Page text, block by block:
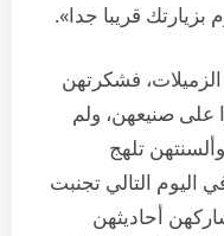
بزيارتك قريبا جدا».
فشكرتهن
على صنيعهن، ولم
تلهج
اليوم التالي تجنبت
أحاديثهن